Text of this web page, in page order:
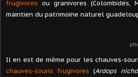
frugivores ou granivores (Colombidés,
maintien du patrimoine naturel
Il en est de même pour les chauves-
chauves-souris frugivores (Ardops